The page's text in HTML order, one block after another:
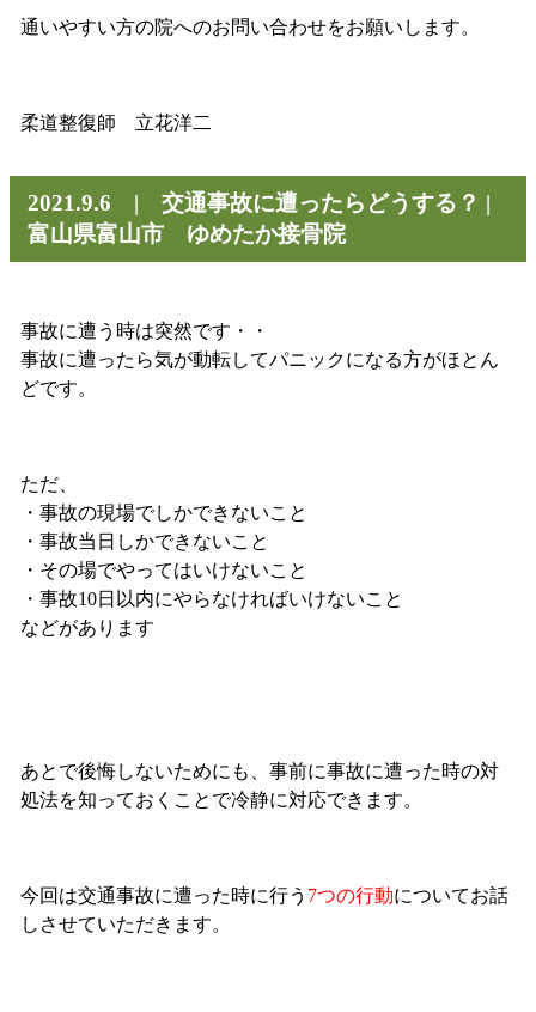
通いやすい方の院へのお問い合わせをお願いします。
柔道整復師 立花洋二
2021.9.6 | 交通事故に遭ったらどうする？ |
富山県富山市 ゆめたか接骨院
事故に遭う時は突然です・・
事故に遭ったら気が動転してパニックになる方がほとん
どです。
ただ、
・事故の現場でしかできないこと
・事故当日しかできないこと
・その場でやってはいけないこと
・事故10日以内にやらなければいけないこと
などがあります
あとで後悔しないためにも、事前に事故に遭った時の対
処法を知っておくことで冷静に対応できます。
今回は交通事故に遭った時に行う 7つの行動についてお話
しさせていただきます。